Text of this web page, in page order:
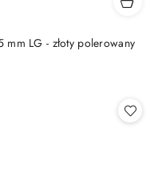
mm LG - złoty polerowany